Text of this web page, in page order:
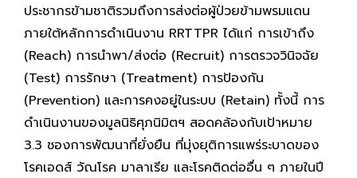
ประชากรข้ามชาติรวมถึงการส่งต่อผู้ป่วยข้ามพรมแดน
ภายใต้หลักการดำเนินงาน RRTTPR ได้แก่ การเข้าถึง
(Reach) การนำพา/ส่งต่อ (Recruit) การตรวจวินิจฉัย
(Test) การรักษา (Treatment) การป้องกัน
(Prevention) และการคงอยู่ในระบบ (Retain) ทั้งนี้ การ
ดำเนินงานของมูลนิธิศุภนิมิตฯ สอดคล้องกับเป้าหมาย
3.3 ชองการพัฒนาที่ยั่งยืน ที่มุ่งยุติการแพร่ระบาดของ
โรคเอดส์ วัณโรค มาลาเรีย และโรคติดต่ออื่น ๆ ภายในปี